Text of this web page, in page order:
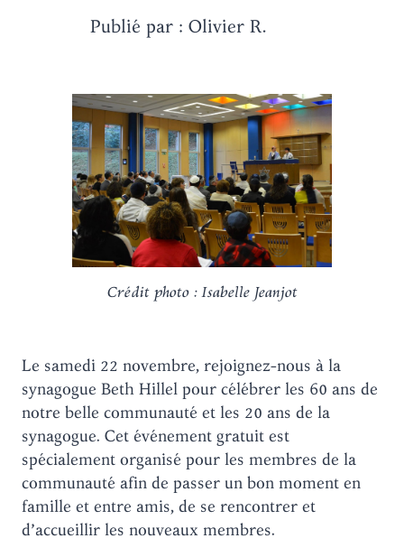
Publié par : Olivier R.
Crédit photo : Isabelle Jeanjot
Le samedi 22 novembre, rejoignez-nous à la
synagogue Beth Hillel pour célébrer les 60 ans de
notre belle communauté et les 20 ans de la
synagogue. Cet événement gratuit est
spécialement organisé pour les membres de la
communauté afin de passer un bon moment en
famille et entre amis, de se rencontrer et
d’accueillir les nouveaux membres.